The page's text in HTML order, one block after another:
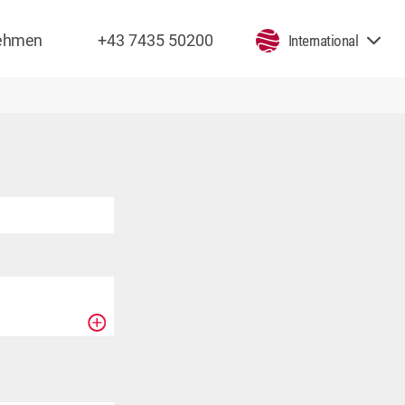
International
+43 7435 50200